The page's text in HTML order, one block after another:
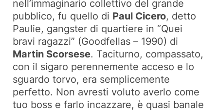
nell’immaginario collettivo del grande
pubblico, fu quello di Paul Cicero, detto
Paulie, gangster di quartiere in “Quei
bravi ragazzi” (Goodfellas – 1990) di
Martin Scorsese. Taciturno, compassato,
con il sigaro perennemente acceso e lo
sguardo torvo, era semplicemente
perfetto. Non avresti voluto averlo come
tuo boss e farlo incazzare, è quasi banale